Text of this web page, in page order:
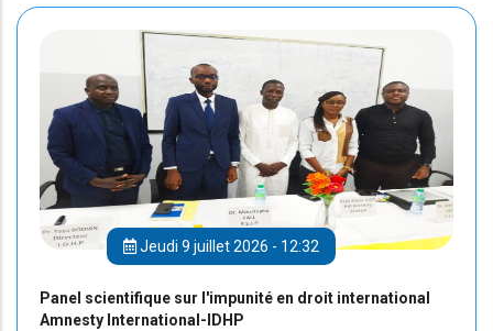
Jeudi 9 juillet 2026 - 12:32
Panel scientifique sur l'impunité en droit international
Amnesty International-IDHP